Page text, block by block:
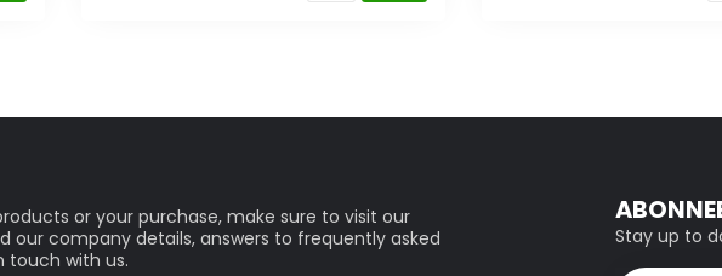
or your purchase, make sure to visit our
our company details, answers to frequently asked
touch with us.
Stay up to